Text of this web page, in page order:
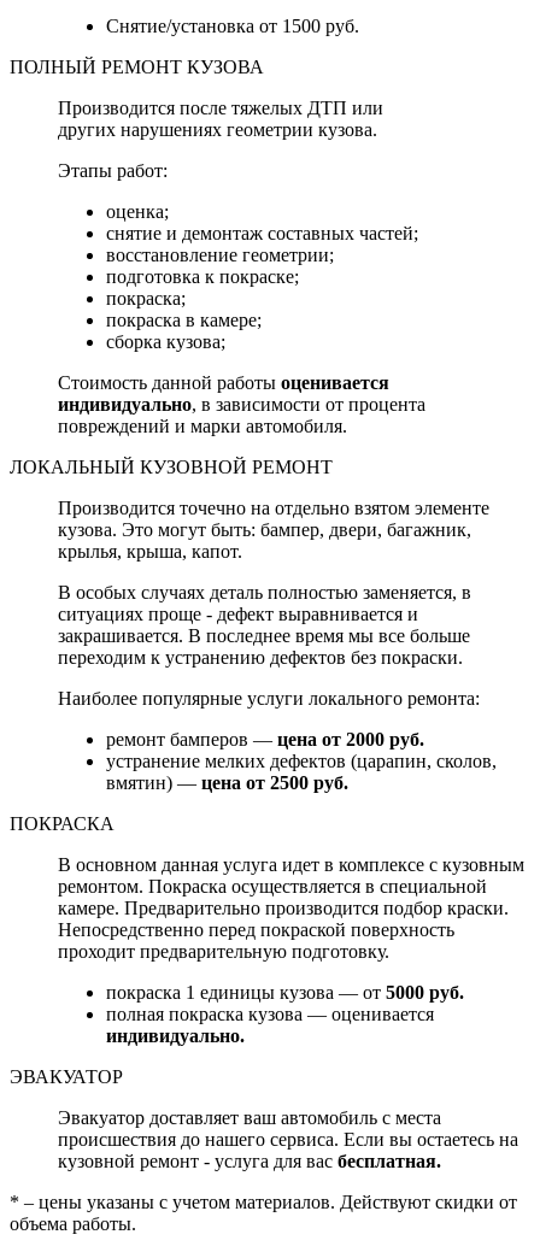
Снятие/установка от 1500 руб.
ПОЛНЫЙ РЕМОНТ КУЗОВА
Производится после тяжелых ДТП или
других нарушениях геометрии кузова.
Этапы работ:
оценка;
снятие и демонтаж составных частей;
восстановление геометрии;
подготовка к покраске;
покраска;
покраска в камере;
сборка кузова;
Стоимость данной работы оценивается
индивидуально, в зависимости от процента
повреждений и марки автомобиля.
ЛОКАЛЬНЫЙ КУЗОВНОЙ РЕМОНТ
Производится точечно на отдельно взятом элементе
кузова. Это могут быть: бампер, двери, багажник,
крылья, крыша, капот.
В особых случаях деталь полностью заменяется, в
ситуациях проще - дефект выравнивается и
закрашивается. В последнее время мы все больше
переходим к устранению дефектов без покраски.
Наиболее популярные услуги локального ремонта:
ремонт бамперов — цена от 2000 руб.
устранение мелких дефектов (царапин, сколов,
вмятин) — цена от 2500 руб.
ПОКРАСКА
В основном данная услуга идет в комплексе с кузовным
ремонтом. Покраска осуществляется в специальной
камере. Предварительно производится подбор краски.
Непосредственно перед покраской поверхность
проходит предварительную подготовку.
покраска 1 единицы кузова — от 5000 руб.
полная покраска кузова — оценивается
индивидуально.
ЭВАКУАТОР
Эвакуатор доставляет ваш автомобиль с места
происшествия до нашего сервиса. Если вы остаетесь на
кузовной ремонт - услуга для вас бесплатная.
* – цены указаны с учетом материалов. Действуют скидки от
объема работы.